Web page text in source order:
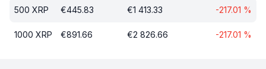
500 XRP €445.83 €1 413.33 -217.01 %
1000 XRP €891.66 €2 826.66 -217.01 %